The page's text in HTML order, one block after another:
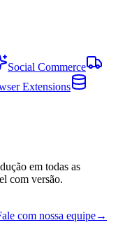
Social Commerce
Extensions
em todas as
com versão.
com nossa equipe→